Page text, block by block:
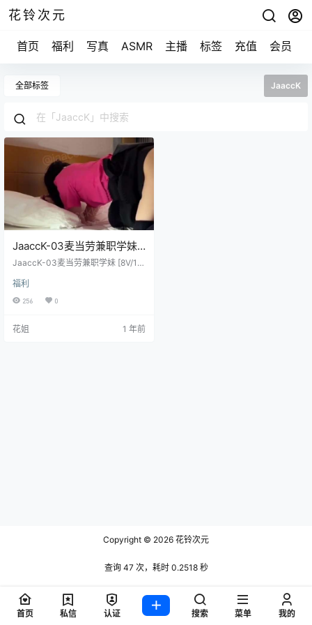
花铃次元
首页 福利 写真 ASMR 主播 标签 充值 会员
全部标签 JaaccK
JaaccK-03麦当劳兼职学妹
[8V/135M]
JaaccK-03麦当劳兼职学妹 [8V/13
福利
256 0
花姐 1 年前
Copyright © 2026 花铃次元
查询 47 次，耗时 0.2518 秒
首页 私信 认证 搜索 菜单 我的